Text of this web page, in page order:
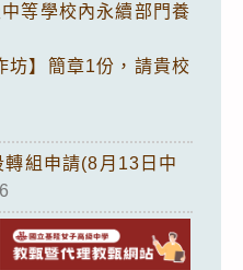
等學校內永續部門養
坊】簡章1份，請貴校
組申請(8月13日中